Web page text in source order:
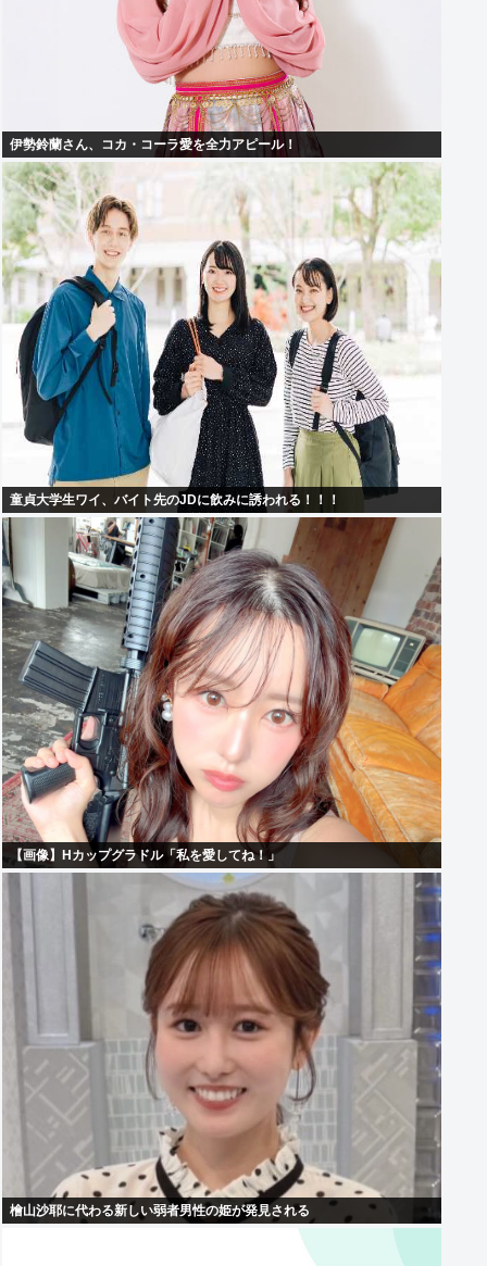
伊勢鈴蘭さん、コカ・コーラ愛を全力アピール！
童貞大学生ワイ、バイト先のJDに飲みに誘われる！！！
【画像】Hカップグラドル「私を愛してね！」
檜山沙耶に代わる新しい弱者男性の姫が発見される